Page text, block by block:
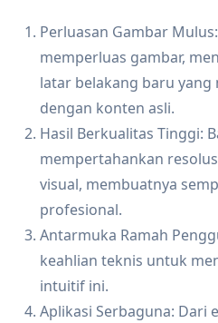
Perluasan Gambar
memperluas gambar,
latar belakang baru yang
dengan konten asli.
Hasil Berkualitas Tinggi:
mempertahankan
visual, membuatnya
profesional.
Antarmuka Ramah
keahlian teknis untuk
intuitif ini.
Aplikasi Serbaguna: Dari